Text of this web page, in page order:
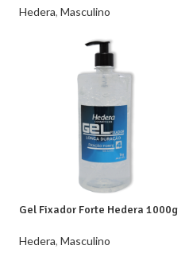
Hedera, Masculino
Gel Fixador Forte Hedera 1000g
Hedera, Masculino